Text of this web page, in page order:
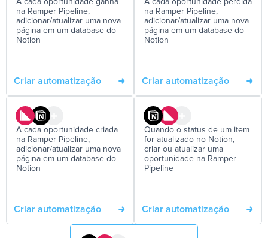
A cada oportunidade ganha
na Ramper Pipeline,
adicionar/atualizar uma nova
página em um database do
Notion
Criar automatização
A cada oportunidade perdida
na Ramper Pipeline,
adicionar/atualizar uma nova
página em um database do
Notion
Criar automatização
A cada oportunidade criada
na Ramper Pipeline,
adicionar/atualizar uma nova
página em um database do
Notion
Criar automatização
Quando o status de um item
for atualizado no Notion,
criar ou atualizar uma
oportunidade na Ramper
Pipeline
Criar automatização